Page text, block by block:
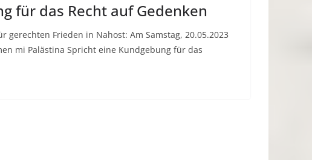
für das Recht auf Gedenken
gerechten Frieden in Nahost: Am Samstag, 20.05.2023
mi Palästina Spricht eine Kundgebung für das